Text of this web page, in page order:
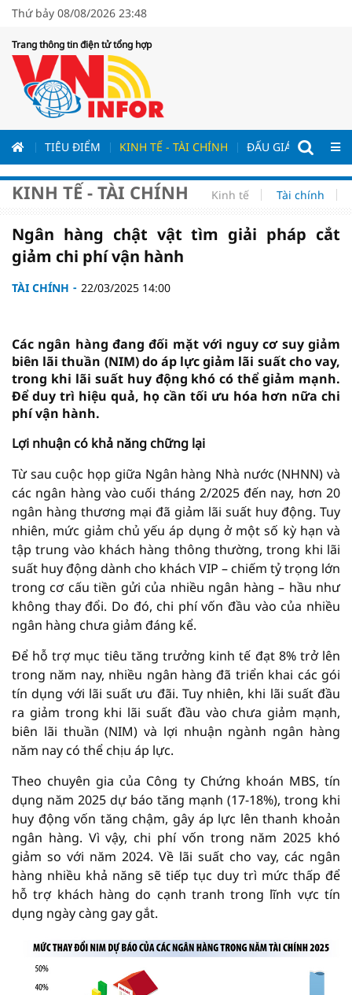
Thứ bảy 08/08/2026 23:48
Trang thông tin điện tử tổng hợp
TIÊU ĐIỂM KINH TẾ - TÀI CHÍNH ĐẤU GIÁ - ĐẤU
KINH TẾ - TÀI CHÍNH Kinh tế Tài chính
Ngân hàng chật vật tìm giải pháp cắt
giảm chi phí vận hành
TÀI CHÍNH 22/03/2025 14:00
Các ngân hàng đang đối mặt với nguy cơ suy giảm
biên lãi thuần (NIM) do áp lực giảm lãi suất cho vay,
trong khi lãi suất huy động khó có thể giảm mạnh.
Để duy trì hiệu quả, họ cần tối ưu hóa hơn nữa chi
phí vận hành.
Lợi nhuận có khả năng chững lại
Từ sau cuộc họp giữa Ngân hàng Nhà nước (NHNN) và
các ngân hàng vào cuối tháng 2/2025 đến nay, hơn 20
ngân hàng thương mại đã giảm lãi suất huy động. Tuy
nhiên, mức giảm chủ yếu áp dụng ở một số kỳ hạn và
tập trung vào khách hàng thông thường, trong khi lãi
suất huy động dành cho khách VIP – chiếm tỷ trọng lớn
trong cơ cấu tiền gửi của nhiều ngân hàng – hầu như
không thay đổi. Do đó, chi phí vốn đầu vào của nhiều
ngân hàng chưa giảm đáng kể.
Để hỗ trợ mục tiêu tăng trưởng kinh tế đạt 8% trở lên
trong năm nay, nhiều ngân hàng đã triển khai các gói
tín dụng với lãi suất ưu đãi. Tuy nhiên, khi lãi suất đầu
ra giảm trong khi lãi suất đầu vào chưa giảm mạnh,
biên lãi thuần (NIM) và lợi nhuận ngành ngân hàng
năm nay có thể chịu áp lực.
Theo chuyên gia của Công ty Chứng khoán MBS, tín
dụng năm 2025 dự báo tăng mạnh (17-18%), trong khi
huy động vốn tăng chậm, gây áp lực lên thanh khoản
ngân hàng. Vì vậy, chi phí vốn trong năm 2025 khó
giảm so với năm 2024. Về lãi suất cho vay, các ngân
hàng nhiều khả năng sẽ tiếp tục duy trì mức thấp để
hỗ trợ khách hàng do cạnh tranh trong lĩnh vực tín
dụng ngày càng gay gắt.